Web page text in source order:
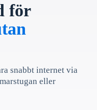
för
snabbt internet via
eller